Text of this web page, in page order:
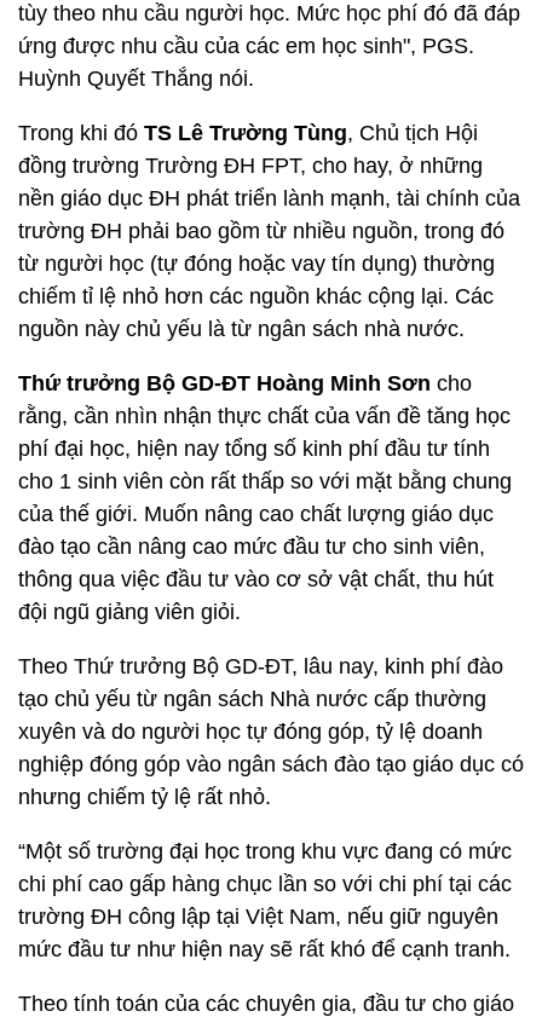
tùy theo nhu cầu người học. Mức học phí đó đã đáp
ứng được nhu cầu của các em học sinh", PGS.
Huỳnh Quyết Thắng nói.
Trong khi đó TS Lê Trường Tùng, Chủ tịch Hội
đồng trường Trường ĐH FPT, cho hay, ở những
nền giáo dục ĐH phát triển lành mạnh, tài chính của
trường ĐH phải bao gồm từ nhiều nguồn, trong đó
từ người học (tự đóng hoặc vay tín dụng) thường
chiếm tỉ lệ nhỏ hơn các nguồn khác cộng lại. Các
nguồn này chủ yếu là từ ngân sách nhà nước.
Thứ trưởng Bộ GD-ĐT Hoàng Minh Sơn cho
rằng, cần nhìn nhận thực chất của vấn đề tăng học
phí đại học, hiện nay tổng số kinh phí đầu tư tính
cho 1 sinh viên còn rất thấp so với mặt bằng chung
của thế giới. Muốn nâng cao chất lượng giáo dục
đào tạo cần nâng cao mức đầu tư cho sinh viên,
thông qua việc đầu tư vào cơ sở vật chất, thu hút
đội ngũ giảng viên giỏi.
Theo Thứ trưởng Bộ GD-ĐT, lâu nay, kinh phí đào
tạo chủ yếu từ ngân sách Nhà nước cấp thường
xuyên và do người học tự đóng góp, tỷ lệ doanh
nghiệp đóng góp vào ngân sách đào tạo giáo dục có
nhưng chiếm tỷ lệ rất nhỏ.
“Một số trường đại học trong khu vực đang có mức
chi phí cao gấp hàng chục lần so với chi phí tại các
trường ĐH công lập tại Việt Nam, nếu giữ nguyên
mức đầu tư như hiện nay sẽ rất khó để cạnh tranh.
Theo tính toán của các chuyên gia, đầu tư cho giáo